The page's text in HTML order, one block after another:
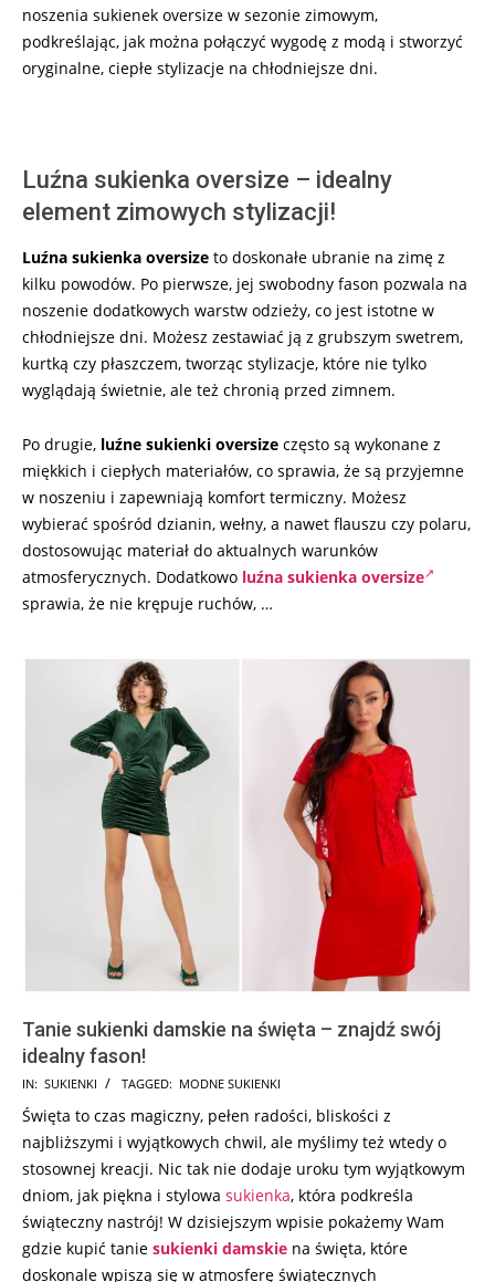
noszenia sukienek oversize w sezonie zimowym,
podkreślając, jak można połączyć wygodę z modą i stworzyć
oryginalne, ciepłe stylizacje na chłodniejsze dni.
Luźna sukienka oversize – idealny
element zimowych stylizacji!
Luźna sukienka oversize to doskonałe ubranie na zimę z
kilku powodów. Po pierwsze, jej swobodny fason pozwala na
noszenie dodatkowych warstw odzieży, co jest istotne w
chłodniejsze dni. Możesz zestawiać ją z grubszym swetrem,
kurtką czy płaszczem, tworząc stylizacje, które nie tylko
wyglądają świetnie, ale też chronią przed zimnem.
Po drugie, luźne sukienki oversize często są wykonane z
miękkich i ciepłych materiałów, co sprawia, że są przyjemne
w noszeniu i zapewniają komfort termiczny. Możesz
wybierać spośród dzianin, wełny, a nawet flauszu czy polaru,
dostosowując materiał do aktualnych warunków
atmosferycznych. Dodatkowo luźna sukienka oversize
sprawia, że nie krępuje ruchów, …
Tanie sukienki damskie na święta – znajdź swój
idealny fason!
2023-
11-
22
IN: SUKIENKI TAGGED: MODNE SUKIENKI
Święta to czas magiczny, pełen radości, bliskości z
najbliższymi i wyjątkowych chwil, ale myślimy też wtedy o
stosownej kreacji. Nic tak nie dodaje uroku tym wyjątkowym
dniom, jak piękna i stylowa sukienka, która podkreśla
świąteczny nastrój! W dzisiejszym wpisie pokażemy Wam
gdzie kupić tanie sukienki damskie na święta, które
doskonale wpiszą się w atmosferę świątecznych